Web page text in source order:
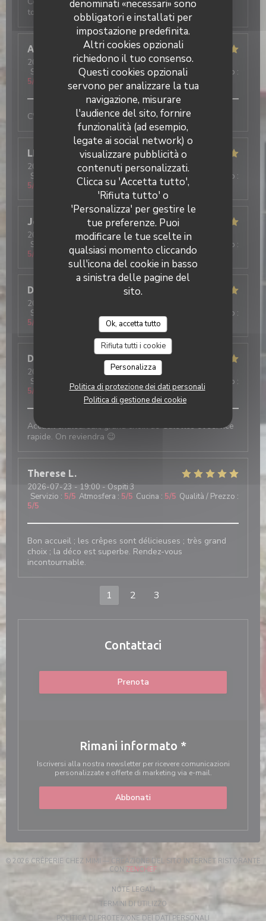
denominati «necessari» sono
obbligatori e installati per
impostazione predefinita.
Altri cookies opzionali
richiedono il tuo consenso.
Questi cookies opzionali
servono per analizzare la tua
navigazione, misurare
l'audience del sito, fornire
funzionalità (ad esempio,
legate ai social network) o
visualizzare pubblicità o
contenuti personalizzati.
Clicca su 'Accetta tutto',
'Rifiuta tutto' o
'Personalizza' per gestire le
tue preferenze. Puoi
modificare le tue scelte in
qualsiasi momento cliccando
sull'icona del cookie in basso
a sinistra delle pagine del
sito.
Ok, accetta tutto
Rifiuta tutti i cookie
Personalizza
Politica di protezione dei dati personali
Politica di gestione dei cookie
toujours très contente!
Annie
2026-07-30 - 20:45 - Ospiti 4
Servizio
Atmosfera: 5/5 Cucina:5/5 Qualità / Prezzo :
5/5
C'était parfait, comme d'habitude
LE GRAET
G
2026-07-29
- 19:00 - Ospiti 6
Servizio
Atmosfera : 5/5 Cucina : /5 Qualità / Prezzo :
5/5
Jeremy
2026-07-31
- 13:00 - Ospiti 5
Servizio
Atmosfera Cucina : 5 Qualità / Prezzo :
5/5
Dominique
2026-07-30
Servizio
Qualità / Prezzo :
5/5
Deschanel
2026-07-29
- 18:30 - Ospiti 4
Servizio
/5 Atmosfera : /5 Cucina : 5/5 Qualità / Prezzo :
5/5
Accueil chaleureux, grand choix de Galettes et service
rapide. On reviendra 😉
Therese L
2026-07-23 - 19:00 - Ospiti 3
Servizio : 5/5 Atmosfera : 5/5 Cucina : 5/5 Qualità / Prezzo :
5/5
Bon accueil ; les crêpes sont délicieuses ; très grand
choix ; la déco est superbe. Rendez-vous
incontournable.
1 2 3
Contattaci
Prenota
Rimani informato *
Iscriversi alla nostra newsletter per ricevere comunicazioni
personalizzate e offerte di marketing via e-mail.
Abbonati
© 2026 CRÊPERIE CHEZ MIMI — CREAZIONE DEL SITO INTERNET RISTORANTE
CON ZENCHEF((APRE UNA NUOVA FINESTRA))
NOTE LEGALI((APRE UNA NUOVA FINESTRA))
TERMINI DI UTILIZZO ((APRE UNA NUOVA FINESTRA))
POLITICA DI PROTEZIONE DEI DATI PERSONALI ((APRE UNA